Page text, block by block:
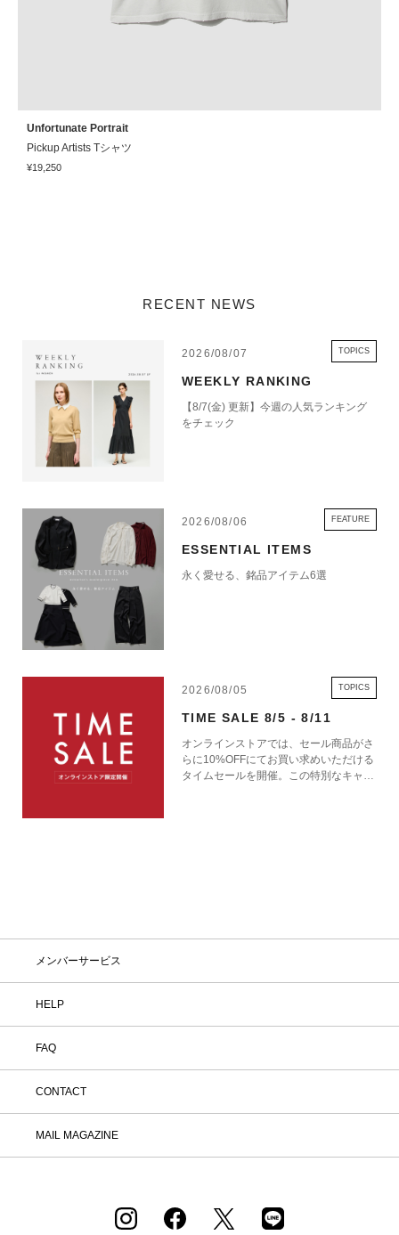
Unfortunate Portrait
Pickup Artists Tシャツ
¥19,250
RECENT NEWS
2026/08/07 TOPICS
WEEKLY RANKING
【8/7(金) 更新】今週の人気ランキング
をチェック
2026/08/06 FEATURE
ESSENTIAL ITEMS
永く愛せる、銘品アイテム6選
2026/08/05 TOPICS
TIME SALE 8/5 - 8/11
オンラインストアでは、セール商品がさ
らに10%OFFにてお買い求めいただける
タイムセールを開催。この特別なキャン
メンバーサービス
HELP
FAQ
CONTACT
MAIL MAGAZINE